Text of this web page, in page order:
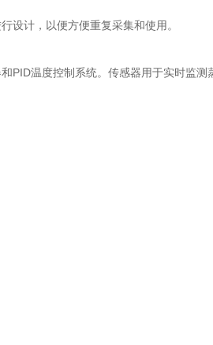
计，以便方便重复采集和使用。
温度控制系统。传感器用于实时监测